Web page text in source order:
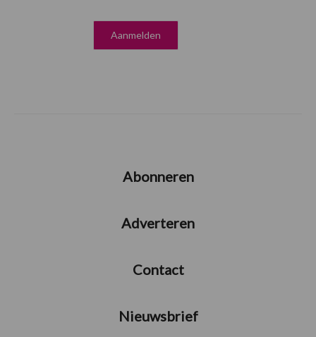
Abonneren
Adverteren
Contact
Nieuwsbrief